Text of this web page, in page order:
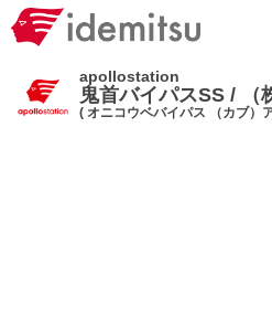
apollostation
鬼首バイパスSS / （
( オニコウベバイパス （カブ）